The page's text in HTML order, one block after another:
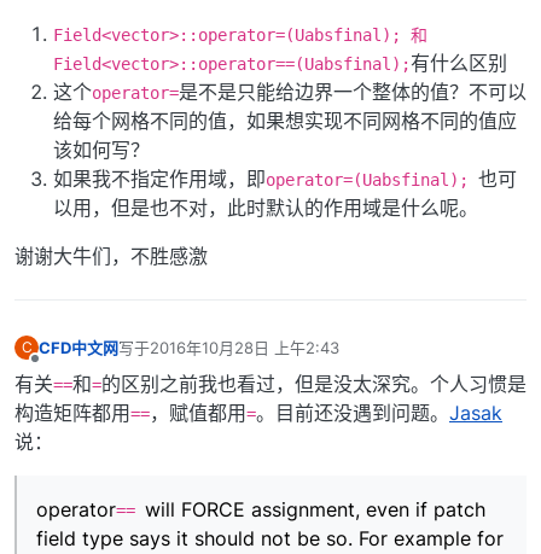
Field<vector>::operator=(Uabsfinal); 和
Field<vector>::operator==(Uabsfinal);有什么区别
这个operator=是不是只能给边界一个整体的值？不可以
给每个网格不同的值，如果想实现不同网格不同的值应
该如何写？
如果我不指定作用域，即operator=(Uabsfinal); 也可
以用，但是也不对，此时默认的作用域是什么呢。
谢谢大牛们，不胜感激
C
离线
CFD中文网写于2016年10月28日 上午2:43
最后由 编辑
有关==和=的区别之前我也看过，但是没太深究。个人习惯是
构造矩阵都用==，赋值都用=。目前还没遇到问题。 Jasak
说：
operator== will FORCE assignment, even if patch
field type says it should not be so. For example for